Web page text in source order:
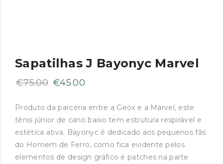
Sapatilhas J Bayonyc Marvel
€75.00 O
original
era:
€75.00.
€45.00
atual
é:
€45.00.
Produto da parceria entre a Geox e a Marvel, este
tênis júnior de cano baixo tem estrutura respirável e
estética ativa. Bayonyc é dedicado aos pequenos fãs
do Homem de Ferro, como fica evidente pelos
elementos de design gráfico e patches na parte